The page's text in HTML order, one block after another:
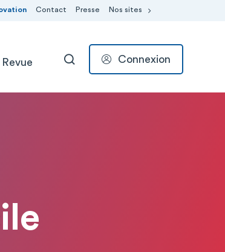
Contact Presse Nos sites
Revue RECHERCHER
Connexion